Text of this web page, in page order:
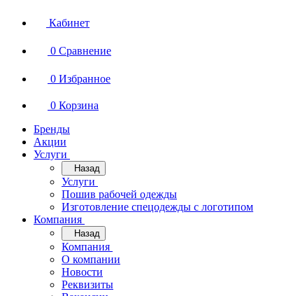
Кабинет
0 Сравнение
0 Избранное
0 Корзина
Бренды
Акции
Услуги
Назад
Услуги
Пошив рабочей одежды
Изготовление спецодежды с логотипом
Компания
Назад
Компания
О компании
Новости
Реквизиты